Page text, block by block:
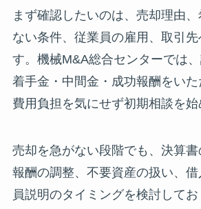
まず確認したいのは、売却理由
ない条件、従業員の雇用、取引
す。機械M&A総合センターでは
着手金・中間金・成功報酬をいた
費用負担を気にせず初期相談を始
売却を急がない段階でも、決算
報酬の調整、不要資産の扱い、
員説明のタイミングを検討して